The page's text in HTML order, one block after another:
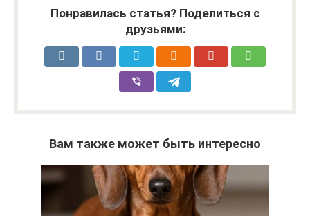
Понравилась статья? Поделиться с
друзьями:
Вам также может быть интересно